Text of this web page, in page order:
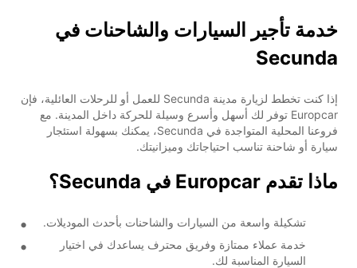
خدمة تأجير السيارات والشاحنات في
Secunda
إذا كنت تخطط لزيارة مدينة Secunda للعمل أو للرحلات العائلية، فإن
Europcar توفر لك أسهل وأسرع وسيلة للحركة داخل المدينة. مع
فروعنا المحلية المتواجدة في Secunda، يمكنك بسهولة استئجار
سيارة أو شاحنة تناسب احتياجاتك وميزانيتك.
ماذا تقدم Europcar في Secunda؟
تشكيلة واسعة من السيارات والشاحنات بأحدث الموديلات.
خدمة عملاء ممتازة وفريق محترف يساعدك في اختيار
السيارة المناسبة لك.